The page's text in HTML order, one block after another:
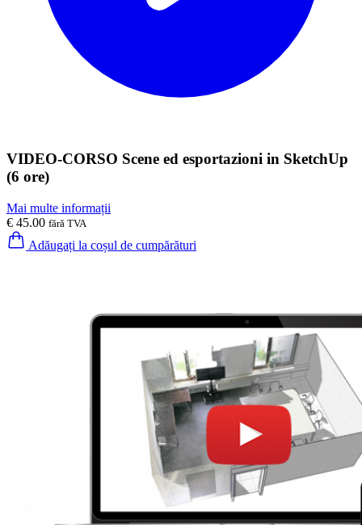
VIDEO-CORSO Scene ed esportazioni in SketchUp
(6 ore)
Mai multe informații
€ 45.00 fără TVA
Adăugați la coșul de cumpărături